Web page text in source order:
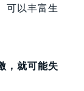
可以丰富生
，就可能失